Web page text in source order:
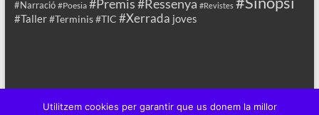
#Narració #Poesia #Premis#Ressenya #Revistes
#Taller#Terminis#TIC #Xerrada joves
Utilitzem cookies per garantir que us donem la millor